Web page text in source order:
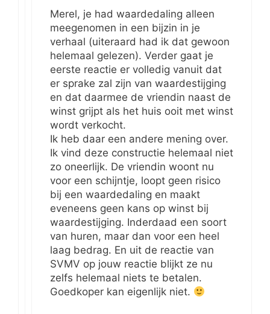
Merel, je had waardedaling alleen
meegenomen in een bijzin in je
verhaal (uiteraard had ik dat gewoon
helemaal gelezen). Verder gaat je
eerste reactie er volledig vanuit dat
er sprake zal zijn van waardestijging
en dat daarmee de vriendin naast de
winst grijpt als het huis ooit met winst
wordt verkocht.
Ik heb daar een andere mening over.
Ik vind deze constructie helemaal niet
zo oneerlijk. De vriendin woont nu
voor een schijntje, loopt geen risico
bij een waardedaling en maakt
eveneens geen kans op winst bij
waardestijging. Inderdaad een soort
van huren, maar dan voor een heel
laag bedrag. En uit de reactie van
SVMV op jouw reactie blijkt ze nu
zelfs helemaal niets te betalen.
Goedkoper kan eigenlijk niet.